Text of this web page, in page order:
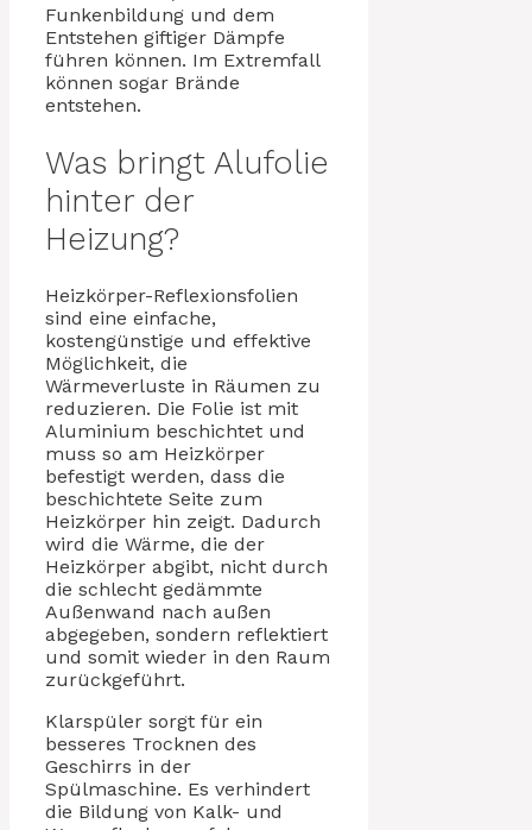
Funkenbildung und dem
Entstehen giftiger Dämpfe
führen können. Im Extremfall
können sogar Brände
entstehen.
Was bringt Alufolie
hinter der
Heizung?
Heizkörper-Reflexionsfolien
sind eine einfache,
kostengünstige und effektive
Möglichkeit, die
Wärmeverluste in Räumen zu
reduzieren. Die Folie ist mit
Aluminium beschichtet und
muss so am Heizkörper
befestigt werden, dass die
beschichtete Seite zum
Heizkörper hin zeigt. Dadurch
wird die Wärme, die der
Heizkörper abgibt, nicht durch
die schlecht gedämmte
Außenwand nach außen
abgegeben, sondern reflektiert
und somit wieder in den Raum
zurückgeführt.
Klarspüler sorgt für ein
besseres Trocknen des
Geschirrs in der
Spülmaschine. Es verhindert
die Bildung von Kalk- und